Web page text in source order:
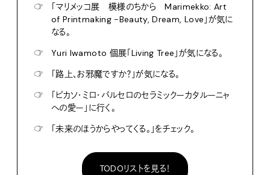
☞
「マリメッコ展 模様のちから Marimekko: Art
of Printmaking -Beauty, Dream, Love」が気に
なる。
☞
Yuri Iwamoto 個展「Living Tree」が気になる。
☞
「路上、お邪魔ですか？」が気になる。
☞
「ピカソ・ミロ・バルセロのセラミックーカタルーニャ
への愛ー」に行く。
☞
「未来のほうからやってくる。」をチェック。
TODOリストを見る！